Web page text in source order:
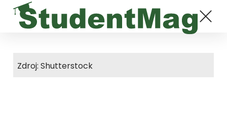
Zdroj: Shutterstock